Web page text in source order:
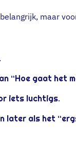
maar
“Hoe gaat het
iets luchtigs.
later als het